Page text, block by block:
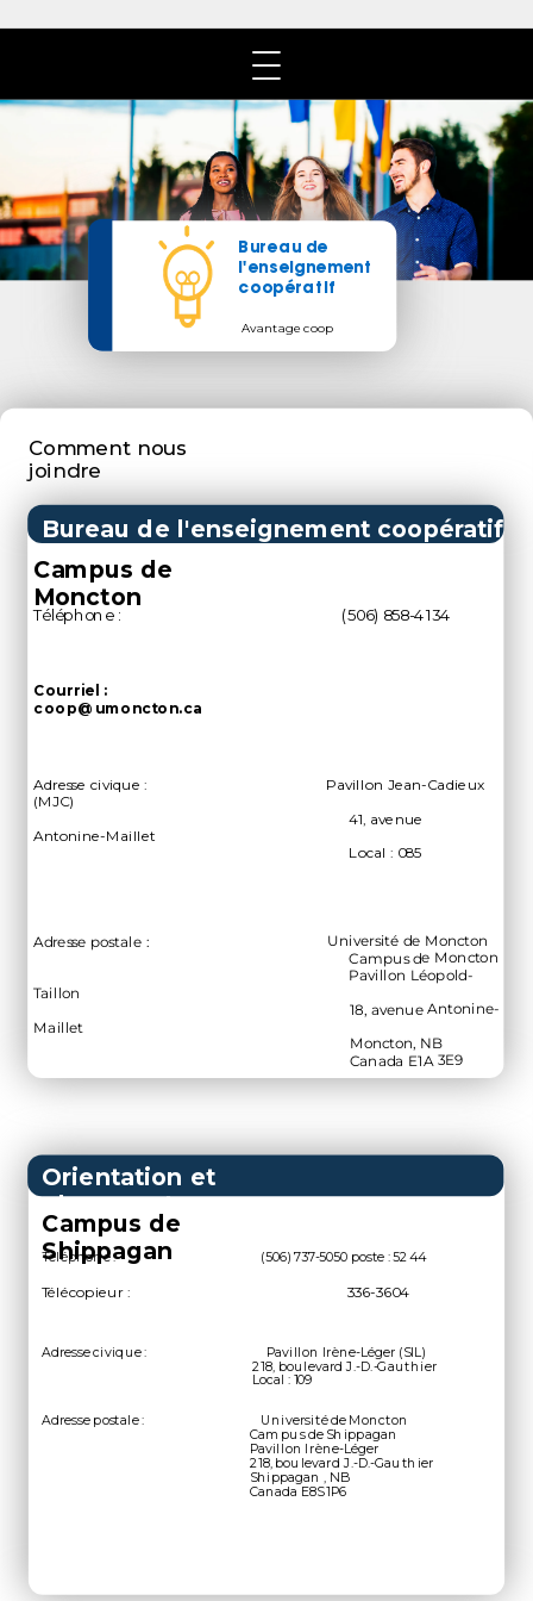
​Bureau de
l'enseignement
coopératif
Avantage coop
Comment nous
joindre
Bureau de l'enseignement coopératif
Campus de
Moncton
Téléphone : (506) 858-4134
Courriel :
coop@umoncton.ca
Adresse civique : Pavillon Jean-Cadieux
(MJC)
41, avenue
Antonine-Maillet
Local : 085
Adresse postale : Université de Moncton
Campus de Moncton
Pavillon Léopold-
Taillon
18, avenue Antonine-
Maillet
Moncton, NB
Canada E1A 3E9
Orientation et
placement
Téléphone : (506) 737-5050 poste : 5244
Télécopieur :336-3604
Adresse postale :
Université de Moncton
Campus de Shippagan
Pavillon Irène-Léger
218, boulevard J.-D.-Gauthier
Shippagan , NB
Canada E8S 1P6
Campus de
Shippagan
Adresse civique : Pavillon Irène-Léger (SIL )
218, boulevard J.-D.-Gauthier
Local : 109